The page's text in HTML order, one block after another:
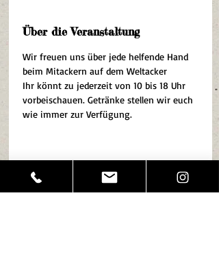
Über die Veranstaltung
Wir freuen uns über jede helfende Hand
beim Mitackern auf dem Weltacker
Ihr könnt zu jederzeit von 10 bis 18 Uhr
vorbeischauen. Getränke stellen wir euch
wie immer zur Verfügung.